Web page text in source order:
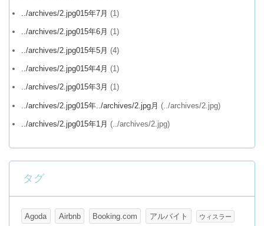
../archives/2.jpg015年7月 (1)
../archives/2.jpg015年6月 (1)
../archives/2.jpg015年5月 (4)
../archives/2.jpg015年4月 (1)
../archives/2.jpg015年3月 (1)
../archives/2.jpg015年../archives/2.jpg月 (../archives/2.jpg)
../archives/2.jpg015年1月 (../archives/2.jpg)
タグ
Agoda Airbnb Booking.com アルバイト ウィスラー